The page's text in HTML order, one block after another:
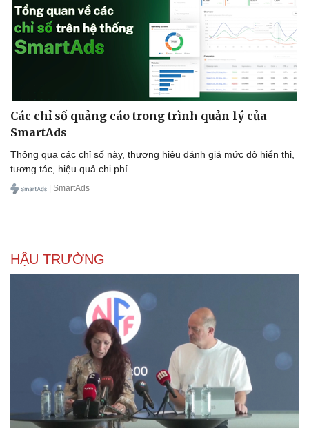
Văn hóa
Sân khấu - Điện ảnh
Văn học
Giải trí
Các chỉ số quảng cáo trong trình quản lý của
SmartAds
Thông qua các chỉ số này, thương hiệu đánh giá mức độ hiển thị,
tương tác, hiệu quả chi phí.
| SmartAds
HẬU TRƯỜNG